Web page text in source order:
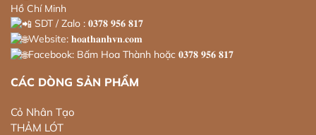
Hồ Chí Minh
SDT / Zalo : 𝟎𝟑𝟕𝟖 𝟗𝟓𝟔 𝟖𝟏𝟕
Website: 𝐡𝐨𝐚𝐭𝐡𝐚𝐧𝐡𝐯𝐧.𝐜𝐨𝐦
Facebook: Bấm Hoa Thành hoặc 𝟎𝟑𝟕𝟖 𝟗𝟓𝟔 𝟖𝟏𝟕
CÁC DÒNG SẢN PHẨM
Cỏ Nhân Tạo
THẢM LÓT